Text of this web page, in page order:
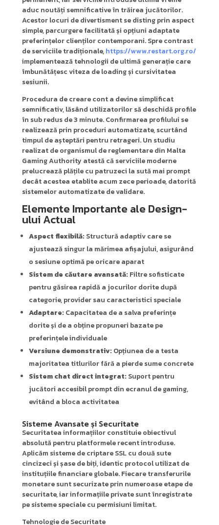
aduc noutăți semnificative în trăirea jucătorilor.
Acestor locuri de divertisment se disting prin aspect
simple, parcurgere facilitată și opțiuni adaptate
preferințelor clienților contemporani. Spre contrast
de serviciile tradiționale,https://www.restart.org.ro/
implementează tehnologii de ultimă generație care
îmbunătățesc viteza de loading și cursivitatea
sesiunii.
Procedura de creare cont a devine simplificat
semnificativ, lăsând utilizatorilor să deschidă profile
în sub redus de 3 minute. Confirmarea profilului se
realizează prin proceduri automatizate, scurtând
timpul de așteptări pentru retrageri. Un studiu
realizat de organismul de reglementare din Malta
Gaming Authority atestă că serviciile moderne
prelucrează plățile cu patruzeci la sută mai prompt
decât acestea etablite acum zece perioade, datorită
sistemelor automatizate de validare.
Elemente Importante ale Design-
ului Actual
Aspect flexibilă: Structură adaptiv care se
ajustează singur la mărimea afișajului, asigurând
o sesiune optimă pe oricare aparat
Sistem de căutare avansată: Filtre sofisticate
pentru găsirea rapidă a jocurilor dorite după
categorie, provider sau caracteristici speciale
Adaptare: Capacitatea de a salva preferințe
dorite și de a obține propuneri bazate pe
preferințele individuale
Versiune demonstrativ: Opțiunea de a testa
majoritatea titlurilor fără a pierde sume concrete
Sistem chat direct integrat: Suport pentru
jucători accesibil prompt din ecranul de gaming,
evitând a bloca activitatea
Sisteme Avansate și Securitate
Securitatea informațiilor constituie obiectivul
absolută pentru platformele recent introduse.
Aplicăm sisteme de criptare SSL cu două sute
cincizeci și șase de biți, identic protocol utilizat de
instituțiile financiare globale. Fiecare transferurile
monetare sunt securizate prin numeroase etape de
securitate, iar informațiile private sunt înregistrate
pe sisteme speciale cu permisiuni limitat.
Tehnologie de Securitate